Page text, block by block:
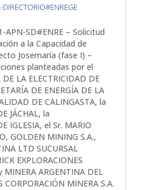
APN-SD#ENRE – Solicitud
a la Capacidad de
Josemaría (fase I) –
planteadas por el
LA ELECTRICIDAD DE
DE ENERGÍA DE LA
DE CALINGASTA, la
JÁCHAL, la
IGLESIA, el Sr. MARIO
GOLDEN MINING S.A.,
LTD SUCURSAL
EXPLORACIONES
MINERA ARGENTINA DEL
CORPORACIÓN MINERA S.A.